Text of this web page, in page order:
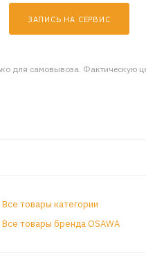
ЗАПИСЬ НА СЕРВИС
для самовывоза. Фактическую
Все товары категории
Все товары бренда OSAWA